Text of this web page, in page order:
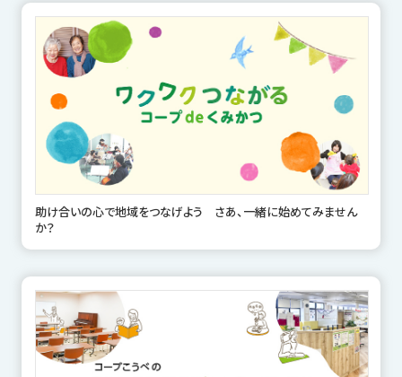
助け合いの心で地域をつなげよう さあ、一緒に始めてみません
か？